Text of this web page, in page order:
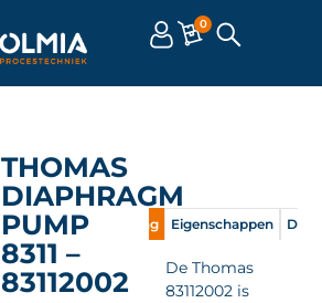
0
THOMAS
DIAPHRAGM
PUMP
8311 –
83112002
Omschrijving Eigenschappen
De Thomas
83112002 is